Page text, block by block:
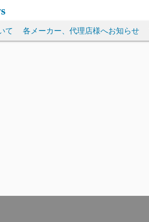
て 各メーカー、代理店様へお知らせ